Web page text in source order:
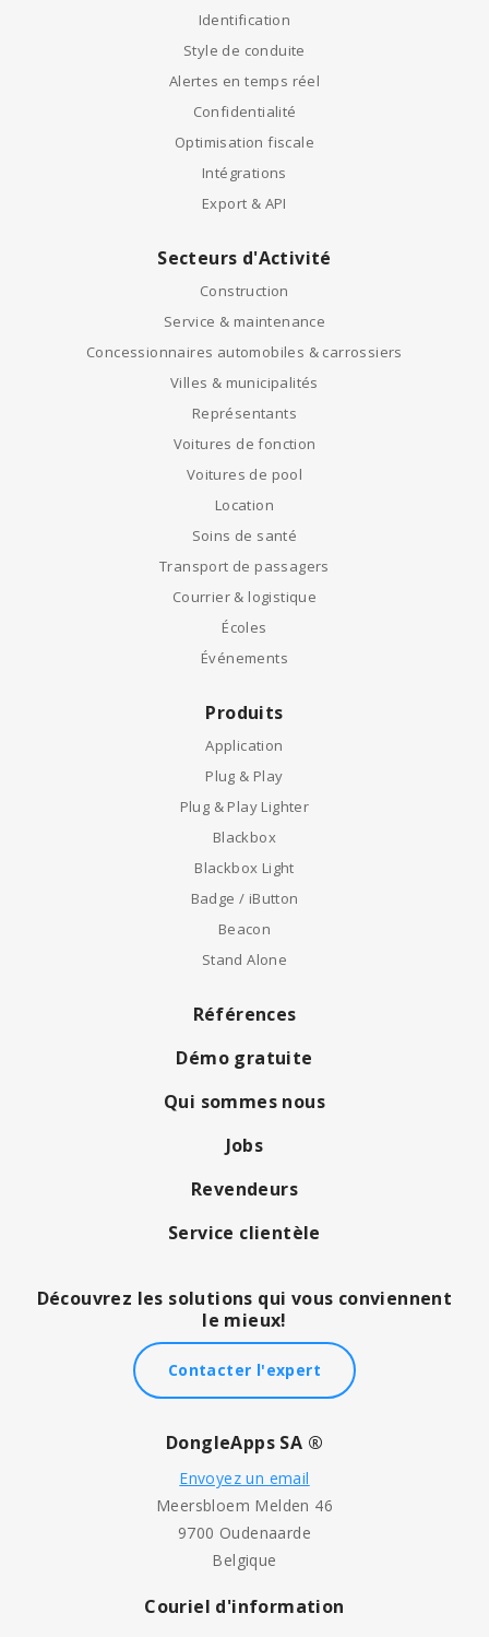
Identification
Style de conduite
Alertes en temps réel
Confidentialité
Optimisation fiscale
Intégrations
Export & API
Secteurs d'Activité
Construction
Service & maintenance
Concessionnaires automobiles & carrossiers
Villes & municipalités
Représentants
Voitures de fonction
Voitures de pool
Location
Soins de santé
Transport de passagers
Courrier & logistique
Écoles
Événements
Produits
Application
Plug & Play
Plug & Play Lighter
Blackbox
Blackbox Light
Badge / iButton
Beacon
Stand Alone
Références
Démo gratuite
Qui sommes nous
Jobs
Revendeurs
Service clientèle
Découvrez les solutions qui vous conviennent
le mieux!
Contacter l'expert
DongleApps SA ®
Envoyez un email
Meersbloem Melden 46
9700 Oudenaarde
Belgique
Couriel d'information